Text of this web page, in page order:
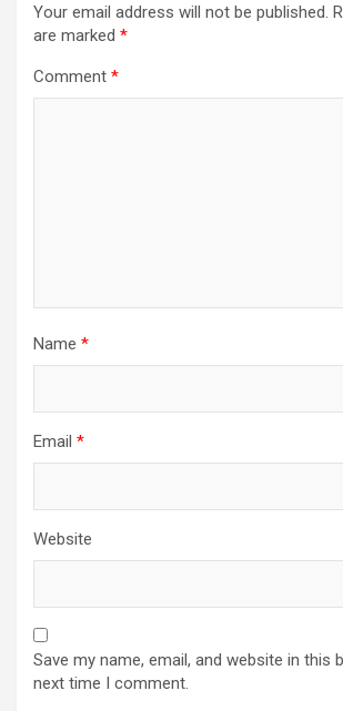
Your email address will not be published.
are marked *
Comment *
Name *
Email *
Website
Save my name, email, and website in this
next time I comment.